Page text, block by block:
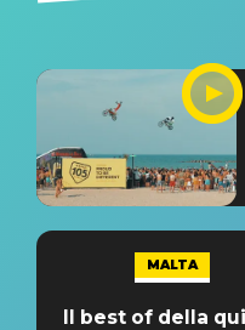
MALTA
Il best of della